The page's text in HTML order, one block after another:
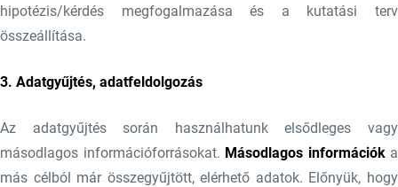
hipotézis/kérdés megfogalmazása és a kutatási terv
összeállítása.
3. Adatgyűjtés, adatfeldolgozás
Az adatgyűjtés során használhatunk elsődleges vagy
másodlagos információforrásokat. Másodlagos információka
más célból már összegyűjtött, elérhető adatok. Előnyük, hogy